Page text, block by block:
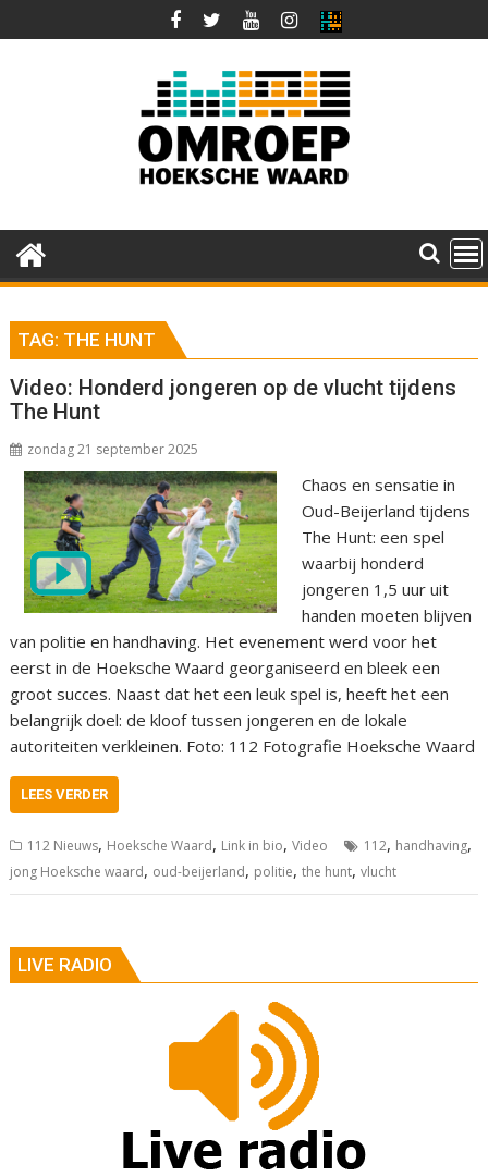
naar
TAG: THE HUNT
Video: Honderd jongeren op de vlucht tijdens
The Hunt
zondag 21 september 2025
Chaos en sensatie in
Oud-Beijerland tijdens
The Hunt: een spel
waarbij honderd
jongeren 1,5 uur uit
handen moeten blijven
van politie en handhaving. Het evenement werd voor het
eerst in de Hoeksche Waard georganiseerd en bleek een
groot succes. Naast dat het een leuk spel is, heeft het een
belangrijk doel: de kloof tussen jongeren en de lokale
autoriteiten verkleinen. Foto: 112 Fotografie Hoeksche Waard
LEES VERDER
112 Nieuws, Hoeksche Waard, Link in bio,Video 112, handhaving,
jong Hoeksche waard, oud-beijerland, politie,the hunt,vlucht
LIVE RADIO